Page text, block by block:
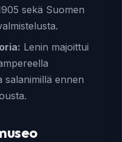
sekä Suomen
Lenin majoittui
salanimillä ennen